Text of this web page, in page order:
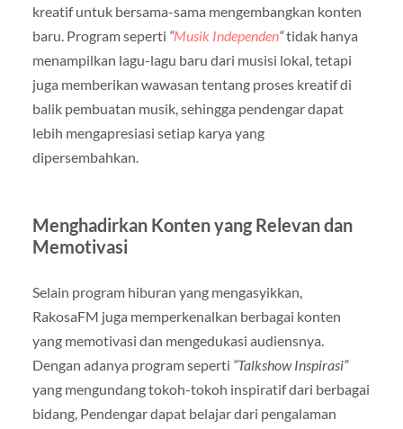
kreatif untuk bersama-sama mengembangkan konten
baru. Program seperti “Musik Independen“tidak hanya
menampilkan lagu-lagu baru dari musisi lokal, tetapi
juga memberikan wawasan tentang proses kreatif di
balik pembuatan musik, sehingga pendengar dapat
lebih mengapresiasi setiap karya yang
dipersembahkan.
Menghadirkan Konten yang Relevan dan
Memotivasi
Selain program hiburan yang mengasyikkan,
RakosaFM juga memperkenalkan berbagai konten
yang memotivasi dan mengedukasi audiensnya.
Dengan adanya program seperti “Talkshow Inspirasi”
yang mengundang tokoh-tokoh inspiratif dari berbagai
bidang, Pendengar dapat belajar dari pengalaman